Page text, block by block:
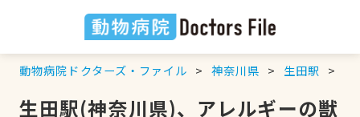
動物病院ドクターズ・ファイル 神奈川県 生田駅
生田駅(神奈川県)、アレルギーの獣